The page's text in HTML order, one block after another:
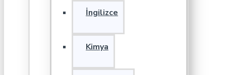
İngilizce
Kimya